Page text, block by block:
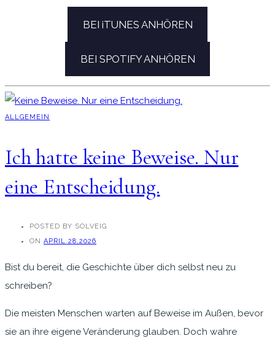
BEI iTUNES ANHÖREN
BEI SPOTIFY ANHÖREN
ALLGEMEIN
Ich hatte keine Beweise. Nur
eine Entscheidung.
POSTED BY SOLVEIG
ON APRIL 28,2026
Bist du bereit, die Geschichte über dich selbst neu zu
schreiben?
Die meisten Menschen warten auf Beweise im Außen, bevor
sie an ihre eigene Veränderung glauben. Doch wahre